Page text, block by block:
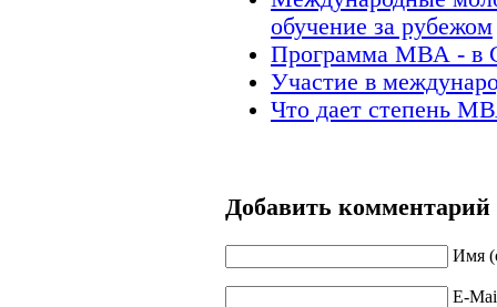
обучение за рубежом
Программа МВА - в
Участие в
Что дает степень
Добавить комментарий
Имя
E-